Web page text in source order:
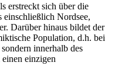
erstreckt sich über die
Nordsee,
Darüber hinaus bildet der
Population, d.h. bei
innerhalb des
einzigen